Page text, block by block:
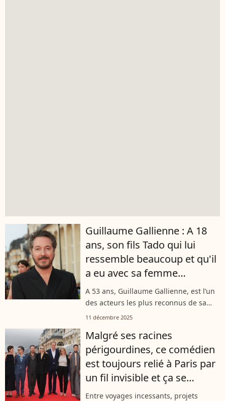
Guillaume Gallienne : A 18
ans, son fils Tado qui lui
ressemble beaucoup et qu'il
a eu avec sa femme
Amandine, a quitté la France
A 53 ans, Guillaume Gallienne, est l’un
des acteurs les plus reconnus de sa
génération. Épanoui dans sa vie
autant dans sa vie privée avec sa...
11 décembre 2025
Malgré ses racines
périgourdines, ce comédien
est toujours relié à Paris par
un fil invisible et ça se
ressent dans ses habitudes
Entre voyages incessants, projets